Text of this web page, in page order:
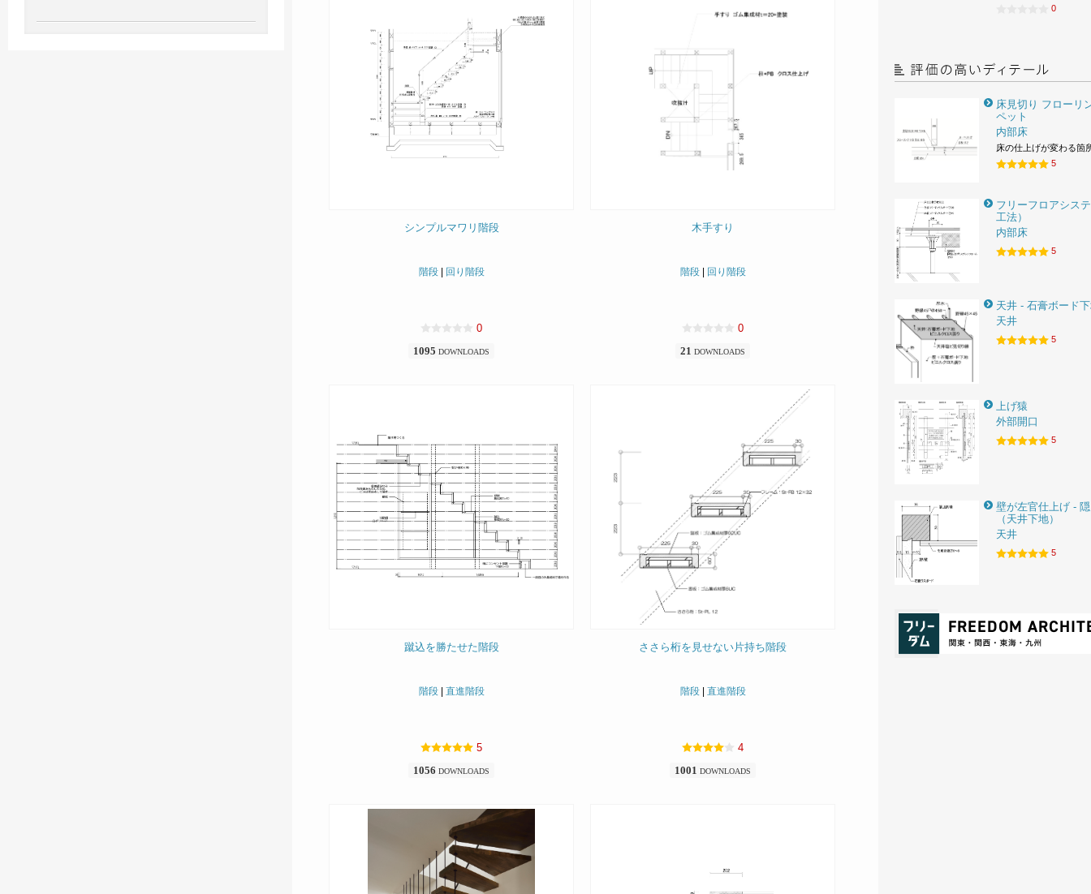
0
床見切り フローリ
ペット
内部床
床の仕上げが変わる箇
5
フリーフロアシス
工法）
内部床
5
天井 - 石膏ボード
天井
5
上げ猿
外部開口
5
壁が左官仕上げ -
（天井下地）
天井
5
シンプルマワリ階段
階段| 回り階段
0
1095 DOWNLOADS
木手すり
階段| 回り階段
0
21 DOWNLOADS
蹴込を勝たせた階段
階段| 直進階段
5
1056 DOWNLOADS
ささら桁を見せない片持ち階段
階段| 直進階段
4
1001 DOWNLOADS